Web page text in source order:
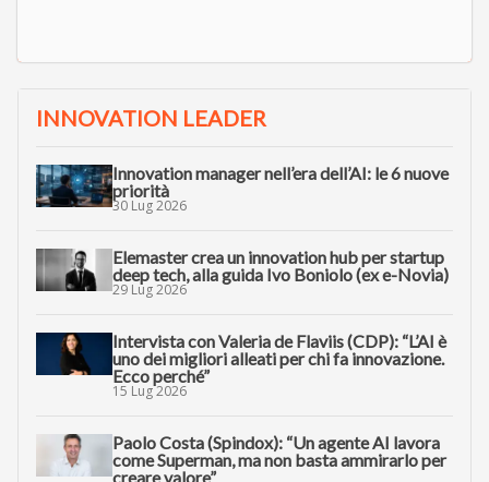
INNOVATION LEADER
Innovation manager nell’era dell’AI: le 6 nuove
priorità
30 Lug 2026
Elemaster crea un innovation hub per startup
deep tech, alla guida Ivo Boniolo (ex e-Novia)
29 Lug 2026
Intervista con Valeria de Flaviis (CDP): “L’AI è
uno dei migliori alleati per chi fa innovazione.
Ecco perché”
15 Lug 2026
Paolo Costa (Spindox): “Un agente AI lavora
come Superman, ma non basta ammirarlo per
creare valore”